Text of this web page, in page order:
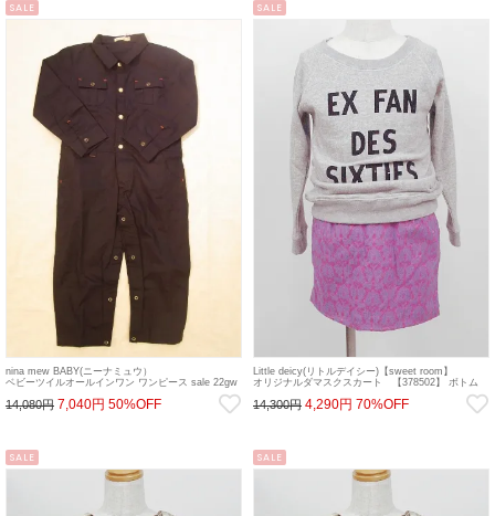
SALE
nina mew BABY(ニーナミュウ）
ベビーツイルオールインワン ワンピース sale 22gw
14,080円 7,040円 50%OFF
SALE
Little deicy(リトルデイシー)【sweet room】
オリジナルダマスクスカート 【378502】 ボトム
14,300円 4,290円 70%OFF
SALE SALE